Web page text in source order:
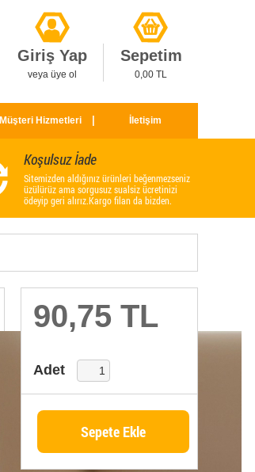
Giriş Yap
veya üye ol
Sepetim
0,00 TL
Müşteri Hizmetleri İletişim
Koşulsuz İade
Sitemizden aldığınız ürünleri beğenmezseniz
üzülürüz ama sorgusuz sualsiz ücretinizi
ödeyip geri alırız.Kargo filan da bizden.
90,75 TL
Adet
Sepete Ekle